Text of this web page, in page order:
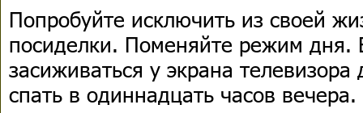
Попробуйте исключить из своей
посиделки. Поменяйте режим дня.
засиживаться у экрана
спать в одиннадцать часов вечера.